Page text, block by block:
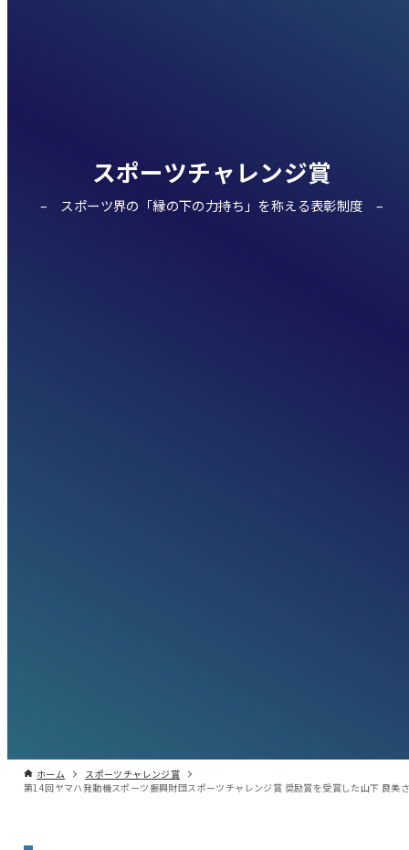
スポーツチャレンジ賞
スポーツ界の「縁の下の力持ち」を称える表彰制度
ホーム スポーツチャレンジ賞